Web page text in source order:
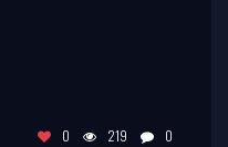
0 219 0